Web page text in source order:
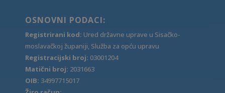
OSNOVNI PODACI:
Registrirani kod: Ured državne uprave u Sisačko-
moslavačkoj županiji, Služba za opću upravu
Registracijski broj: 03001204
Matični broj: 2031663
OIB: 34997715017